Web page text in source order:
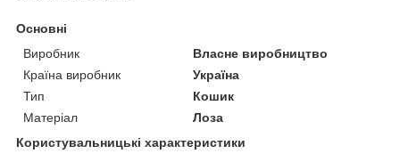
Основні
Виробник
Власне виробництво
Країна виробник
Україна
Тип
Кошик
Матеріал
Лоза
Користувальницькі характеристики